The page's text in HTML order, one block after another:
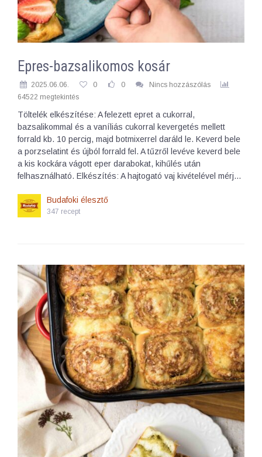
Epres-bazsalikomos kosár
2025.06.06. 0 0
Nincs hozzászólás
64522 megtekintés
Töltelék elkészítése: A felezett epret a cukorral,
bazsalikommal és a vaníliás cukorral kevergetés mellett
forrald kb. 10 percig, majd botmixerrel daráld le. Keverd bele
a porzselatint és újból forrald fel. A tűzről levéve keverd bele
a kis kockára vágott eper darabokat, kihűlés után
felhasználható. Elkészítés: A hajtogató vaj kivételével mérj…
Budafoki élesztő
347 recept